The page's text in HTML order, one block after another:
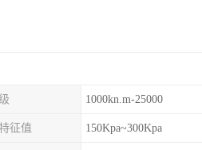
1000kn.m-25000
征值 150Kpa~300Kpa